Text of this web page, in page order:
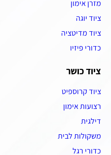
מזרן אימון
ציוד יוגה
ציוד מדיטציה
כדורי פיזיו
ציוד כושר
ציוד קרוספיט
רצועות אימון
דילגית
משקולות לבית
כדורי רגל